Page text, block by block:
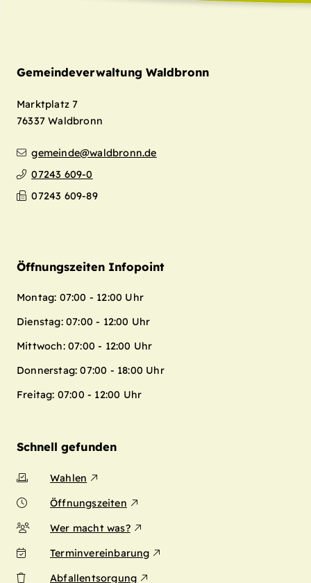
Gemeindeverwaltung Waldbronn
Marktplatz 7
76337 Waldbronn
gemeinde@waldbronn.de
07243 609-0
07243 609-89
Öffnungszeiten Infopoint
Montag: 07:00 - 12:00 Uhr
Dienstag: 07:00 - 12:00 Uhr
Mittwoch: 07:00 - 12:00 Uhr
Donnerstag: 07:00 - 18:00 Uhr
Freitag: 07:00 - 12:00 Uhr
Schnell gefunden
Wahlen
Öffnungszeiten
Wer macht was?
Terminvereinbarung
Abfallentsorgung